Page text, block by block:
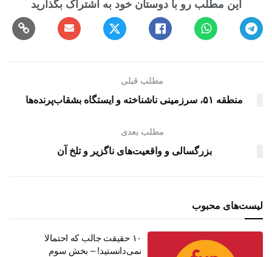
مطلب قبلی
منطقه ۵۱، سرزمینی ناشناخته و ایستگاه بشقاب‌پرنده‌ها
مطلب بعدی
بزرگسالی و واقعیت‌های ناگزیر و تلخ آن
لیست‌های محبوب
۱۰ حقیقت جالب که احتمالا
نمی‌دانستید! – بخش سوم